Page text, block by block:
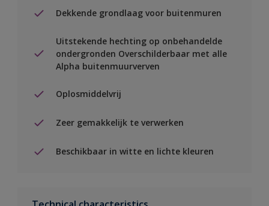
Dekkende grondlaag voor buitenmuren
Uitstekende hechting op onbehandelde
ondergronden Overschilderbaar met alle
Alpha buitenmuurverven
Oplosmiddelvrij
Zeer gemakkelijk te verwerken
Beschikbaar in witte en lichte kleuren